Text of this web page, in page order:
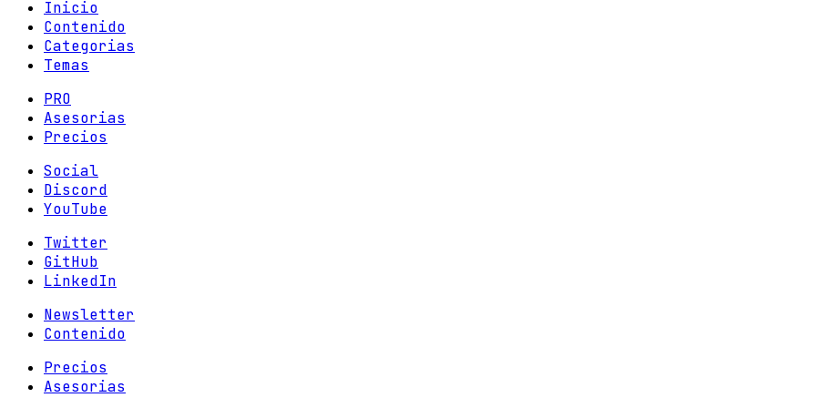
Inicio
Contenido
Categorias
Temas
PRO
Asesorias
Precios
Social
Discord
YouTube
Twitter
GitHub
LinkedIn
Newsletter
Contenido
Precios
Asesorias